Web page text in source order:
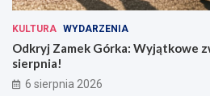
KULTURA WYDARZENIA
Odkryj Zamek Górka: Wyjątkowe
sierpnia!
6 sierpnia 2026